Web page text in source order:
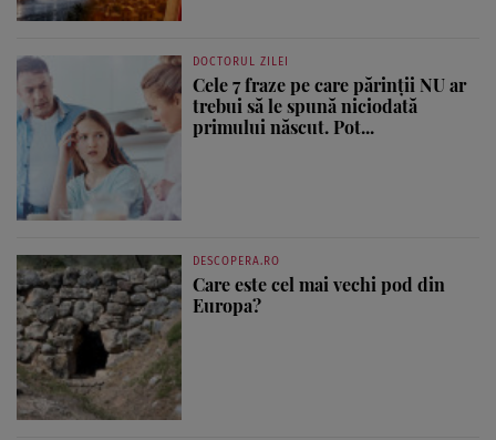
DOCTORUL ZILEI
Cele 7 fraze pe care părinții NU ar
trebui să le spună niciodată
primului născut. Pot...
DESCOPERA.RO
Care este cel mai vechi pod din
Europa?